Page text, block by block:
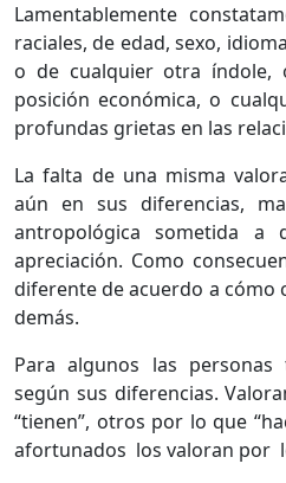
Lamentablemente
raciales, de edad, sexo,
o de cualquier otra índole,
posición económica, o
profundas grietas en las
La falta de una misma
aún en sus diferencias,
antropológica sometida a
apreciación. Como
diferente de acuerdo a cómo
demás.
Para algunos las
según sus diferencias.
“tienen”, otros por lo que
afortunados los valoran por